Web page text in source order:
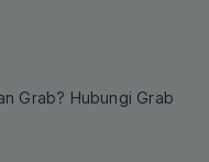
Grab? Hubungi Grab